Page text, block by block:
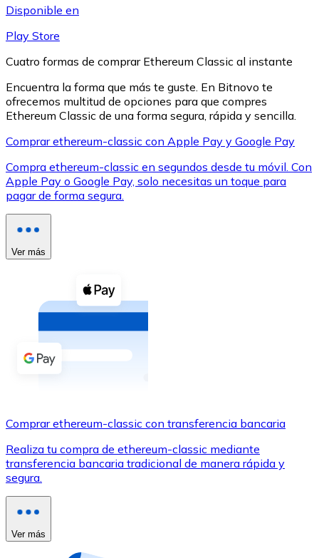
Ver todo
Compra criptomonedas con efectivo en tu tienda más
Comprar con efectivo
Transferencia SEPA
Añade fondos a tu cuenta Bitnovo o realiza compras
Comprar con Transferencia
Utiliza tarjetas Visa y Mastercard para comprar
Comprar con tarjeta
Tienda - Tarjetas regalo
Nuevo
Ir a la tienda de tarjetas regalo
Disponible en
Play Store
Cuatro formas de comprar Ethereum Classic al instante
Encuentra la forma que más te guste. En Bitnovo te
ofrecemos multitud de opciones para que compres
Ethereum Classic de una forma segura, rápida y sencilla.
Comprar ethereum-classic con Apple Pay y Google Pay
Compra ethereum-classic en segundos desde tu móvil. Con
Apple Pay o Google Pay, solo necesitas un toque para
pagar de forma segura.
Ver más
Comprar ethereum-classic con transferencia bancaria
Realiza tu compra de ethereum-classic mediante
transferencia bancaria tradicional de manera rápida y
segura.
Ver más